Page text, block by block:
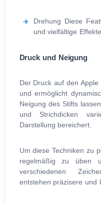
Drehung Diese
und vielfältige
Druck und Neigung
Der Druck auf den
und ermöglicht
Neigung des Stifts
und Strichdicken
Darstellung bereichert.
Um diese Techniken zu
regelmäßig zu üben
verschiedenen
entstehen präzisere und